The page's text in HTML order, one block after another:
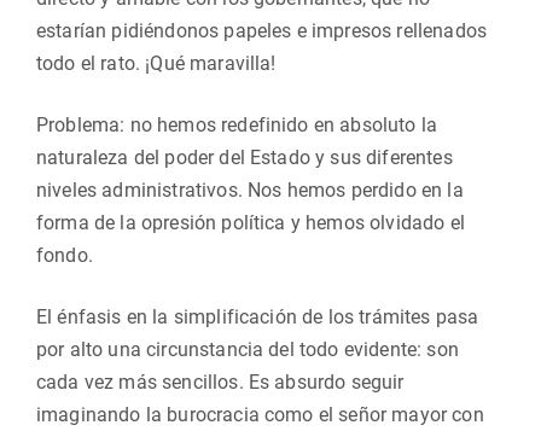
estarían pidiéndonos papeles e impresos rellenados
todo el rato. ¡Qué maravilla!
Problema: no hemos redefinido en absoluto la
naturaleza del poder del Estado y sus diferentes
niveles administrativos. Nos hemos perdido en la
forma de la opresión política y hemos olvidado el
fondo.
El énfasis en la simplificación de los trámites pasa
por alto una circunstancia del todo evidente: son
cada vez más sencillos. Es absurdo seguir
imaginando la burocracia como el señor mayor con